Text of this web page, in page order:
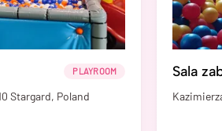
PLAYROOM
Stargard, Poland
Sala